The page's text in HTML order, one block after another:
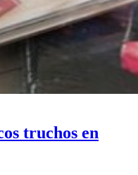
truchos en